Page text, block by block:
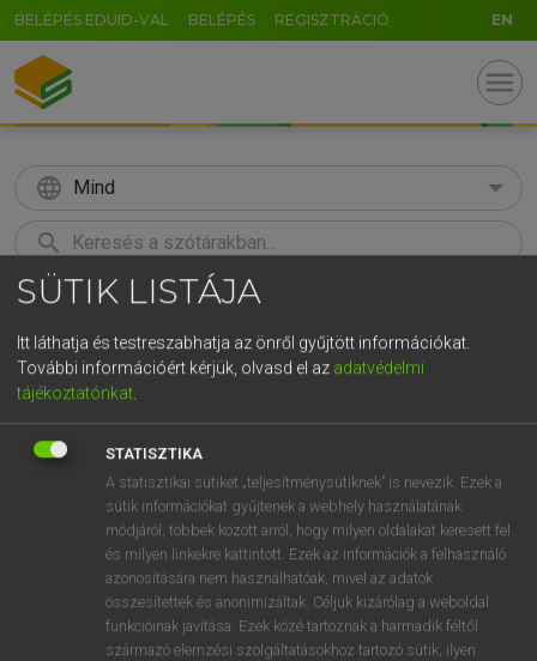
BELÉPÉS EDUID-VAL BELÉPÉS REGISZTRÁCIÓ EN
menu
language Mind
search
KERESÉS
Európai uniós terminológiai szótár
VAN ELŐFIZETÉSED?
Van előfizetésem a teljes szócikk megtekintéséhez.
BELÉPÉS
SÜTIK LISTÁJA
Itt láthatja és testreszabhatja az önről gyűjtött információkat.
További információért kérjük, olvasd el az adatvédelmi
tájékoztatónkat.
STATISZTIKA
A statisztikai sütiket „teljesítménysütiknek” is nevezik. Ezek a
sütik információkat gyűjtenek a webhely használatának
módjáról, többek között arról, hogy milyen oldalakat keresett fel
és milyen linkekre kattintott. Ezek az információk a felhasználó
azonosítására nem használhatóak, mivel az adatok
összesítettek és anonimizáltak. Céljuk kizárólag a weboldal
funkcióinak javítása. Ezek közé tartoznak a harmadik féltől
származó elemzési szolgáltatásokhoz tartozó sütik; ilyen
GR
t z u i o p
g h j k l é á ű Ω
n m , . AltGr